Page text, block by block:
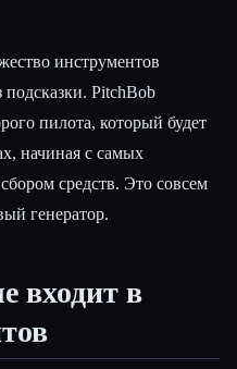
инструментов
PitchBob
пилота, который будет
начиная с самых
средств. Это совсем
генератор.
входит в